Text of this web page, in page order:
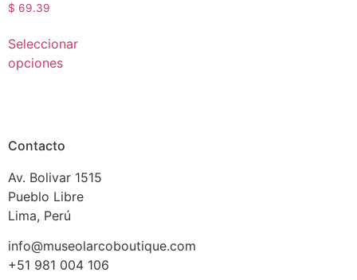
$ 69.39
Seleccionar
opciones
Contacto
Av. Bolivar 1515
Pueblo Libre
Lima, Perú
info@museolarcoboutique.com
+51 981 004 106